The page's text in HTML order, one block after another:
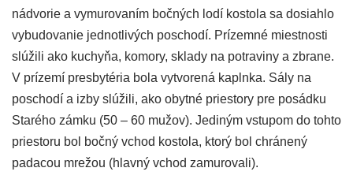
nádvorie a vymurovaním bočných lodí kostola sa dosiahlo
vybudovanie jednotlivých poschodí. Prízemné miestnosti
slúžili ako kuchyňa, komory, sklady na potraviny a zbrane.
V prízemí presbytéria bola vytvorená kaplnka. Sály na
poschodí a izby slúžili, ako obytné priestory pre posádku
Starého zámku (50 – 60 mužov). Jediným vstupom do tohto
priestoru bol bočný vchod kostola, ktorý bol chránený
padacou mrežou (hlavný vchod zamurovali).